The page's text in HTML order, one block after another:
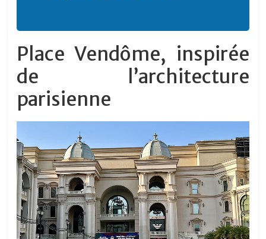
Place Vendôme, inspirée
de l’architecture
parisienne